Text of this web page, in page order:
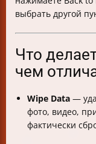
выбрать другой
Что
чем
Wipe Data —
фото, видео,
фактически